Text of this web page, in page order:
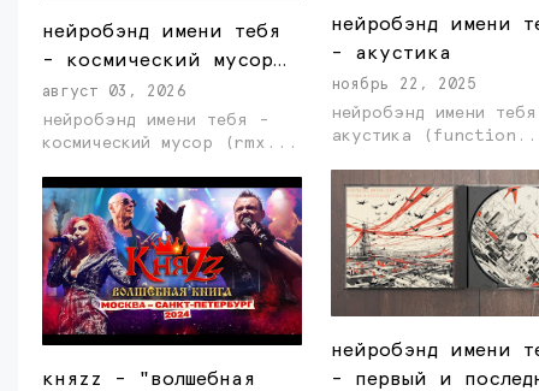
нейробэнд имени тебя
- космический мусор
(rmx)
август 03, 2026
нейробэнд имени тебя -
космический мусор (rmx...
княzz - "волшебная
нейробэнд имени
- акустика
ноябрь 22, 2025
нейробэнд имени
акустика
нейробэнд имени
- первый и